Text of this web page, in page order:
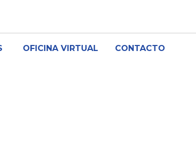
OFICINA VIRTUAL CONTACTO